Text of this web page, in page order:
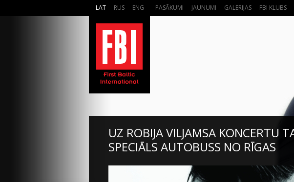
LAT RUS ENG PASĀKUMI JAUNUMI GALERIJAS FBI KLUBS
UZ ROBIJA VILJAMSA KONCERTU
SPECIĀLS AUTOBUSS NO RĪGAS